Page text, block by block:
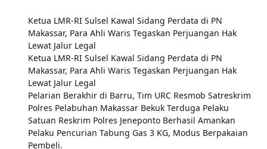
Ketua LMR-RI Sulsel Kawal Sidang Perdata di PN
Makassar, Para Ahli Waris Tegaskan Perjuangan Hak
Lewat Jalur Legal
Ketua LMR-RI Sulsel Kawal Sidang Perdata di PN
Makassar, Para Ahli Waris Tegaskan Perjuangan Hak
Lewat Jalur Legal
Pelarian Berakhir di Barru, Tim URC Resmob Satreskrim
Polres Pelabuhan Makassar Bekuk Terduga Pelaku
Satuan Reskrim Polres Jeneponto Berhasil Amankan
Pelaku Pencurian Tabung Gas 3 KG, Modus Berpakaian
Pembeli.